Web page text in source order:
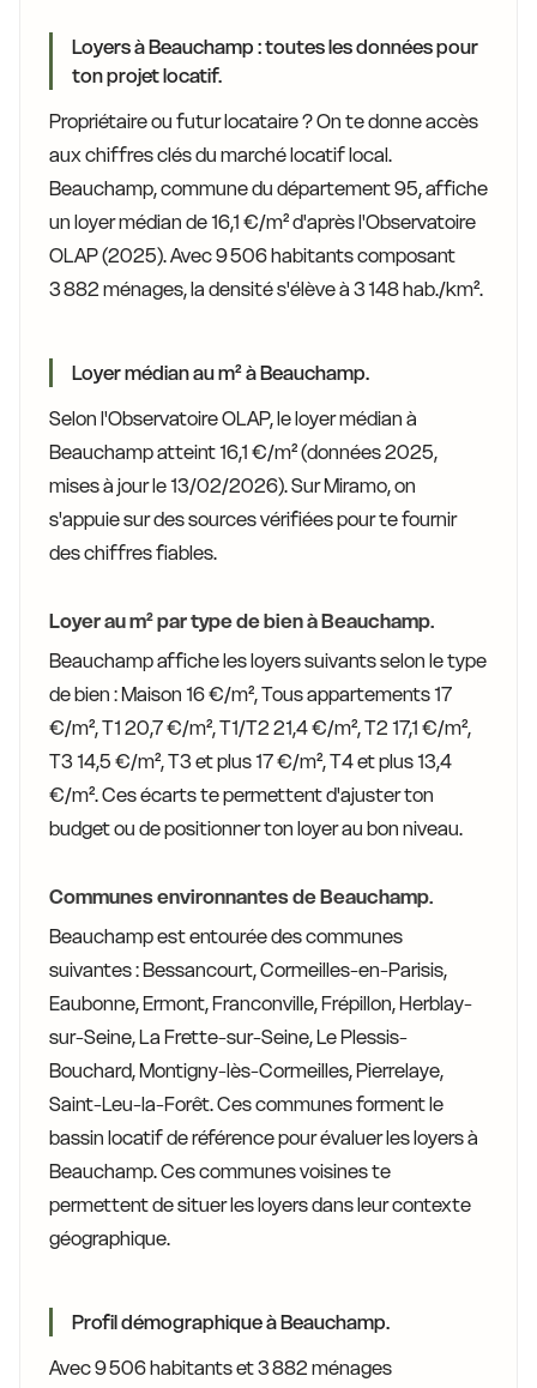
Loyers à Beauchamp : toutes les données pour
ton projet locatif.
Propriétaire ou futur locataire ? On te donne accès
aux chiffres clés du marché locatif local.
Beauchamp, commune du département 95, affiche
un loyer médian de 16,1 €/m² d'après l'Observatoire
OLAP (2025). Avec 9 506 habitants composant
3 882 ménages, la densité s'élève à 3 148 hab./km².
Loyer médian au m² à Beauchamp.
Selon l'Observatoire OLAP, le loyer médian à
Beauchamp atteint 16,1 €/m² (données 2025,
mises à jour le 13/02/2026). Sur Miramo, on
s'appuie sur des sources vérifiées pour te fournir
des chiffres fiables.
Loyer au m² par type de bien à Beauchamp.
Beauchamp affiche les loyers suivants selon le type
de bien : Maison 16 €/m², Tous appartements 17
€/m², T1 20,7 €/m², T1/T2 21,4 €/m², T2 17,1 €/m²,
T3 14,5 €/m², T3 et plus 17 €/m², T4 et plus 13,4
€/m². Ces écarts te permettent d'ajuster ton
budget ou de positionner ton loyer au bon niveau.
Communes environnantes de Beauchamp.
Beauchamp est entourée des communes
suivantes : Bessancourt, Cormeilles-en-Parisis,
Eaubonne, Ermont, Franconville, Frépillon, Herblay-
sur-Seine, La Frette-sur-Seine, Le Plessis-
Bouchard, Montigny-lès-Cormeilles, Pierrelaye,
Saint-Leu-la-Forêt. Ces communes forment le
bassin locatif de référence pour évaluer les loyers à
Beauchamp. Ces communes voisines te
permettent de situer les loyers dans leur contexte
géographique.
Profil démographique à Beauchamp.
Avec 9 506 habitants et 3 882 ménages